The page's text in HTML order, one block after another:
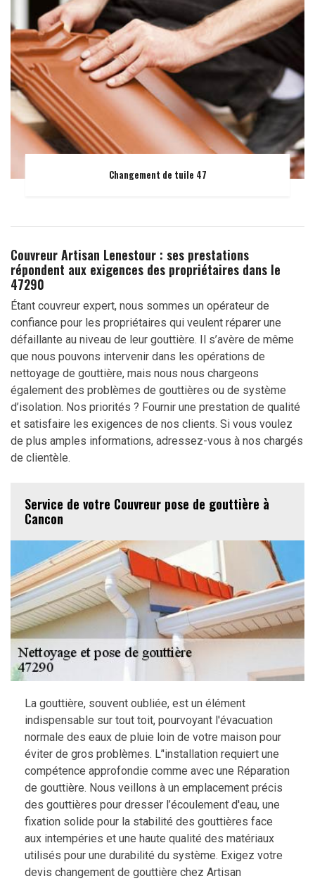
Changement de tuile 47
Couvreur Artisan Lenestour : ses prestations
répondent aux exigences des propriétaires dans le
47290
Étant couvreur expert, nous sommes un opérateur de
confiance pour les propriétaires qui veulent réparer une
défaillante au niveau de leur gouttière. Il s’avère de même
que nous pouvons intervenir dans les opérations de
nettoyage de gouttière, mais nous nous chargeons
également des problèmes de gouttières ou de système
d’isolation. Nos priorités ? Fournir une prestation de qualité
et satisfaire les exigences de nos clients. Si vous voulez
de plus amples informations, adressez-vous à nos chargés
de clientèle.
Service de votre Couvreur pose de gouttière à
Cancon
La gouttière, souvent oubliée, est un élément
indispensable sur tout toit, pourvoyant l'évacuation
normale des eaux de pluie loin de votre maison pour
éviter de gros problèmes. L’'installation requiert une
compétence approfondie comme avec une Réparation
de gouttière. Nous veillons à un emplacement précis
des gouttières pour dresser l’écoulement d'eau, une
fixation solide pour la stabilité des gouttières face
aux intempéries et une haute qualité des matériaux
utilisés pour une durabilité du système. Exigez votre
devis changement de gouttière chez Artisan